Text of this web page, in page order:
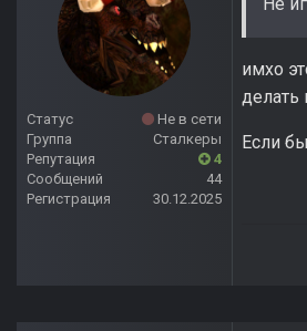
Статус
Не в сети
Группа
Сталкеры
Репутация
4
Сообщений
44
Регистрация
30.12.2025
имхо
делать
Если